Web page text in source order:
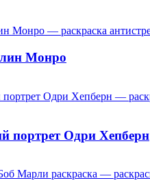
Монро
портрет Одри Хепберн